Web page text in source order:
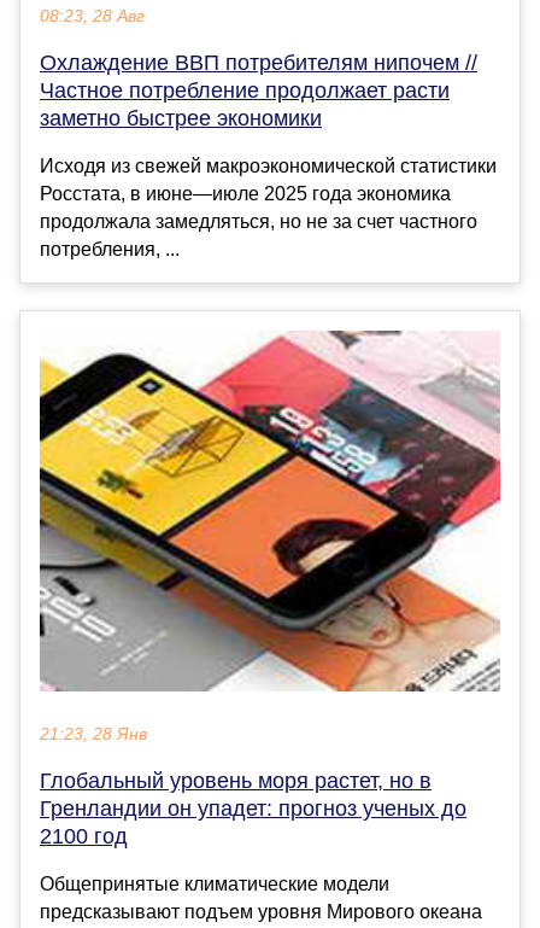
08:23, 28 Авг
Охлаждение ВВП потребителям нипочем //
Частное потребление продолжает расти
заметно быстрее экономики
Исходя из свежей макроэкономической статистики
Росстата, в июне—июле 2025 года экономика
продолжала замедляться, но не за счет частного
потребления, ...
21:23, 28 Янв
Глобальный уровень моря растет, но в
Гренландии он упадет: прогноз ученых до
2100 год
Общепринятые климатические модели
предсказывают подъем уровня Мирового океана